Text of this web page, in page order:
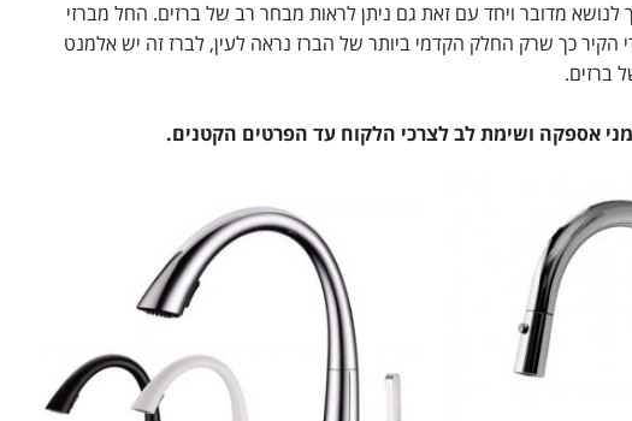
מדובר ויחד עם זאת גם ניתן לראות מבחר רב של ברזים. החל מברזי
הקיר כך שרק החלק הקדמי ביותר של הברז נראה לעין, לברז זה יש אלמנט
ברזים.
אספקה ושימת לב לצרכי הלקוח עד הפרטים הקטנים.